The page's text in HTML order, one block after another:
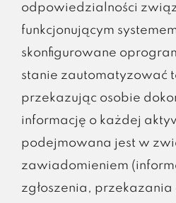
odpowiedzialności
funkcjonującym
skonfigurowane
stanie zautomatyzować
przekazując osobie
informację o każdej
podejmowana jest w
zawiadomieniem
zgłoszenia, przekazania